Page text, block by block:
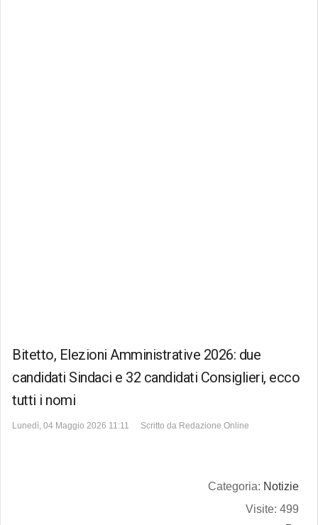
Bitetto, Elezioni Amministrative 2026: due
candidati Sindaci e 32 candidati Consiglieri, ecco
tutti i nomi
Lunedì, 04 Maggio 2026 11:11 Scritto da Redazione Online
Categoria: Notizie
Visite: 499